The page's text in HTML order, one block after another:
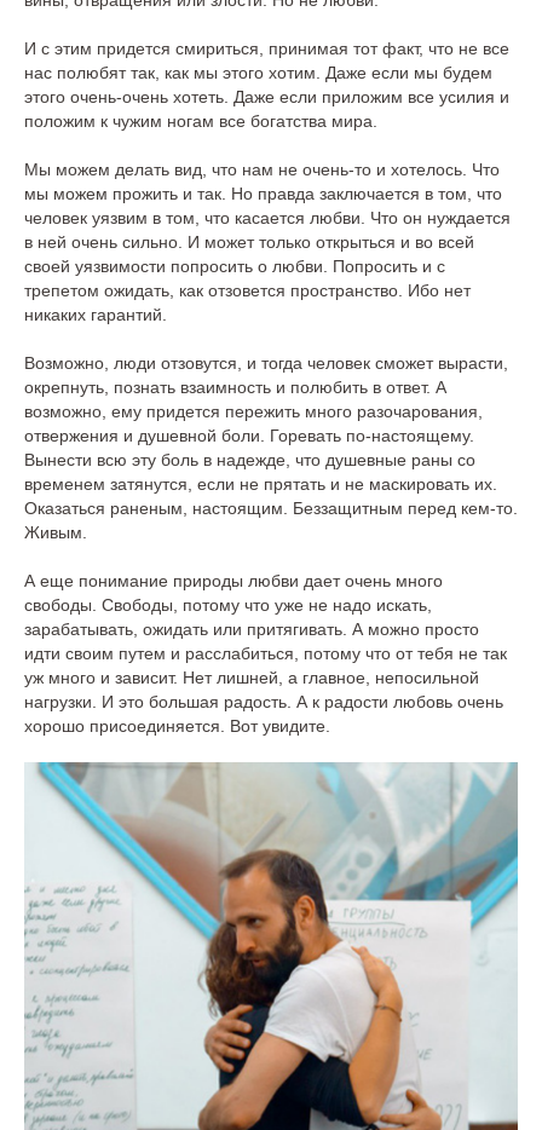
И с этим придется смириться, принимая тот факт, что не все
нас полюбят так, как мы этого хотим. Даже если мы будем
этого очень-очень хотеть. Даже если приложим все усилия и
положим к чужим ногам все богатства мира.
Мы можем делать вид, что нам не очень-то и хотелось. Что
мы можем прожить и так. Но правда заключается в том, что
человек уязвим в том, что касается любви. Что он нуждается
в ней очень сильно. И может только открыться и во всей
своей уязвимости попросить о любви. Попросить и с
трепетом ожидать, как отзовется пространство. Ибо нет
никаких гарантий.
Возможно, люди отзовутся, и тогда человек сможет вырасти,
окрепнуть, познать взаимность и полюбить в ответ. А
возможно, ему придется пережить много разочарования,
отвержения и душевной боли. Горевать по-настоящему.
Вынести всю эту боль в надежде, что душевные раны со
временем затянутся, если не прятать и не маскировать их.
Оказаться раненым, настоящим. Беззащитным перед кем-то.
Живым.
А еще понимание природы любви дает очень много
свободы. Свободы, потому что уже не надо искать,
зарабатывать, ожидать или притягивать. А можно просто
идти своим путем и расслабиться, потому что от тебя не так
уж много и зависит. Нет лишней, а главное, непосильной
нагрузки. И это большая радость. А к радости любовь очень
хорошо присоединяется. Вот увидите.